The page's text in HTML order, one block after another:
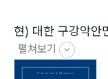
요? 56
18. Q: 치아 시림
수 있나요? 59
현) 대한 구강악안
현) 대한 턱관절 교
현) 영광 초담치과
펼쳐보기